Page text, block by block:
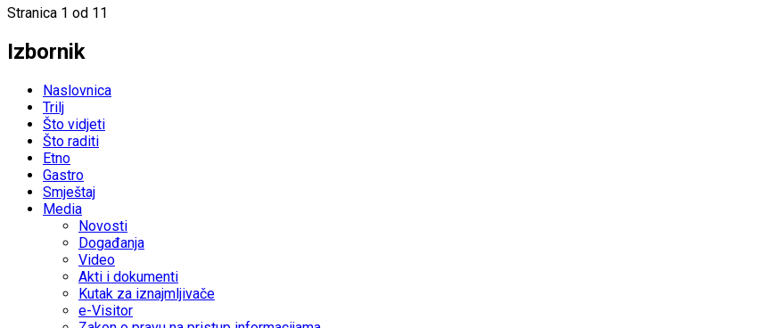
Stranica 1 od 11
Izbornik
Naslovnica
Trilj
Što vidjeti
Što raditi
Etno
Gastro
Smještaj
Media
Novosti
Događanja
Video
Akti i dokumenti
Kutak za iznajmljivače
e-Visitor